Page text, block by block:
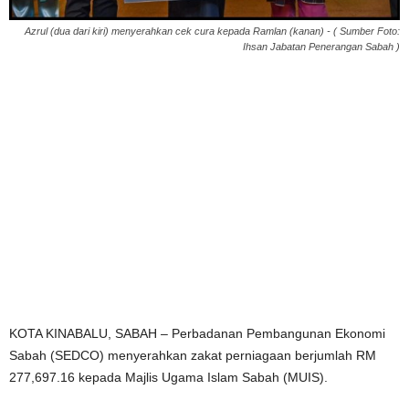
Azrul (dua dari kiri) menyerahkan cek cura kepada Ramlan (kanan) - ( Sumber Foto:
Ihsan Jabatan Penerangan Sabah )
KOTA KINABALU, SABAH – Perbadanan Pembangunan Ekonomi
Sabah (SEDCO) menyerahkan zakat perniagaan berjumlah RM
277,697.16 kepada Majlis Ugama Islam Sabah (MUIS).